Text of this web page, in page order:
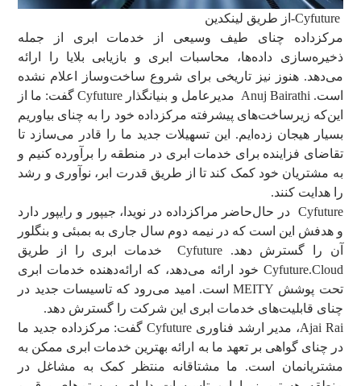
Cyfuture-از طریق لینکدین
مرکزداده چنای طیف وسیعی از خدمات ابری از جمله
ذخیره‌سازی داده‌ها، محاسبات ابری و بازیابی بلایا را ارائه
می‌دهد. هنوز نیز تاریخی برای شروع ساخت‌و‌ساز اعلام نشده
است. Anuj Bairathi مدیرعامل و بنیانگذار Cyfuture گفت: ما از
این‌که زیرساخت‌های پیشرفته مرکزداده خود را به چنای بیاوریم
بسیار هیجان زده‌ایم. این تسهیلات جدید ما را قادر می‌سازد تا
تقاضای فزاینده برای خدمات ابری در منطقه را برآورده کنیم و
به مشتریان خود کمک کند تا از طریق قدرت ابر، نوآوری و رشد
را هدایت کنند.
Cyfuture در حال‌حاضر مراکزداده در نویدا، جیپور و رایپور دارد
و هدفش این است که در نیمه دوم سال جاری به بمبئی و بنگلور
آن را گسترش دهد. Cyfuture خدمات ابری را از طریق
Cyfuture.Cloud خود ارائه می‌دهد، که ارائه‌دهنده خدمات ابری
تحت پوشش MEITY است. امید می‌رود که تاسیسات جدید در
چنای قابلیت‌های خدمات ابری این شرکت را گسترش دهد.
Ajai Rai، مدیر ارشد فناوری Cyfuture گفت: مرکزداده جدید ما
در چنای گواهی بر تعهد ما به ارائه بهترین خدمات ابری ممکن به
مشتریانمان است. ما مشتاقانه منتظر کمک به مشاغل در